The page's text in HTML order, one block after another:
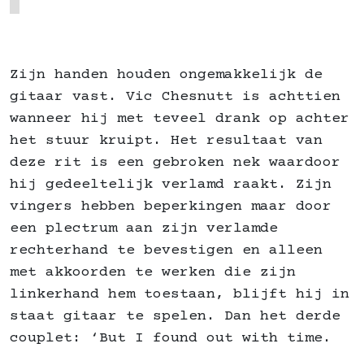
Zijn handen houden ongemakkelijk de
gitaar vast. Vic Chesnutt is achttien
wanneer hij met teveel drank op achter
het stuur kruipt. Het resultaat van
deze rit is een gebroken nek waardoor
hij gedeeltelijk verlamd raakt. Zijn
vingers hebben beperkingen maar door
een plectrum aan zijn verlamde
rechterhand te bevestigen en alleen
met akkoorden te werken die zijn
linkerhand hem toestaan, blijft hij in
staat gitaar te spelen. Dan het derde
couplet: ‘But I found out with time.